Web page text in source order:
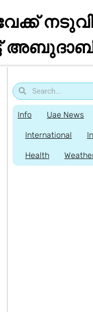
Info Uae News
International
Health